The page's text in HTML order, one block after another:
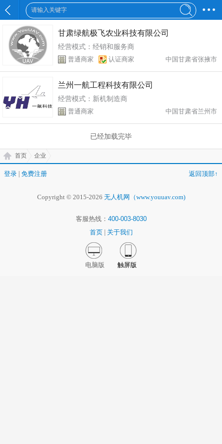
甘肃绿航极飞农业科技有限公司
经营模式：经销和服务商
普通商家 认证商家 中国甘肃省张掖市
兰州一航工程科技有限公司
经营模式：新机制造商
普通商家 中国甘肃省兰州市
已经加载完毕
首页 企业
登录 免费注册 返回顶部↑
Copyright © 2015-2026 无人机网（www.youuav.com)
客服热线： 400-003-8030
首页
关于我们
电脑版 触屏版